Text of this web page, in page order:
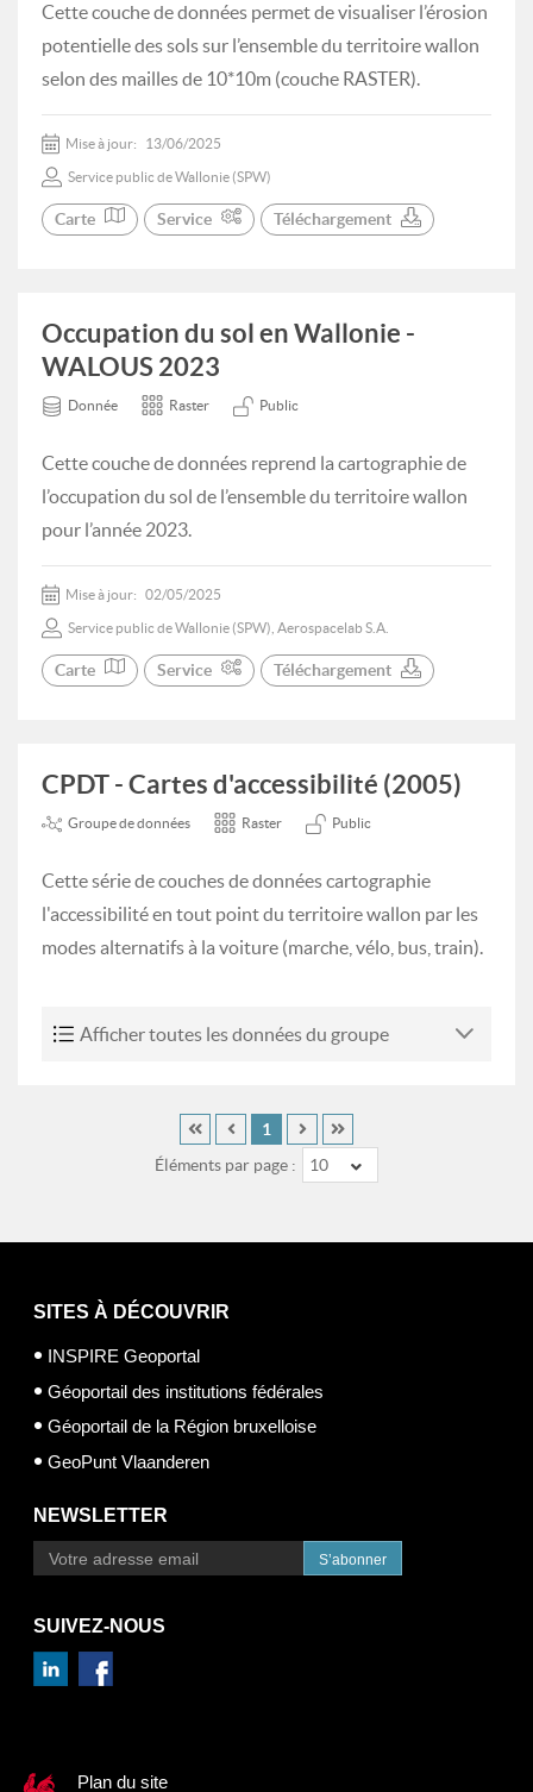
Cette couche de données permet de visualiser l’érosion
potentielle des sols sur l’ensemble du territoire wallon
selon des mailles de 10*10m (couche RASTER).
Mise à jour: 13/06/2025
Service public de Wallonie (SPW)
Carte Service Téléchargement
Occupation du sol en Wallonie -
WALOUS 2023
Donnée Raster Public
Cette couche de données reprend la cartographie de
l’occupation du sol de l’ensemble du territoire wallon
pour l’année 2023.
Mise à jour: 02/05/2025
Service public de Wallonie (SPW), Aerospacelab S.A.
Carte Service Téléchargement
CPDT - Cartes d'accessibilité (2005)
Groupe de données Raster Public
Cette série de couches de données cartographie
l'accessibilité en tout point du territoire wallon par les
modes alternatifs à la voiture (marche, vélo, bus, train).
Afficher toutes les données du groupe
Éléments par page : 10
1
SITES À DÉCOUVRIR
INSPIRE Geoportal
Géoportail des institutions fédérales
Géoportail de la Région bruxelloise
GeoPunt Vlaanderen
NEWSLETTER
S’abonner
SUIVEZ-NOUS
Plan du site